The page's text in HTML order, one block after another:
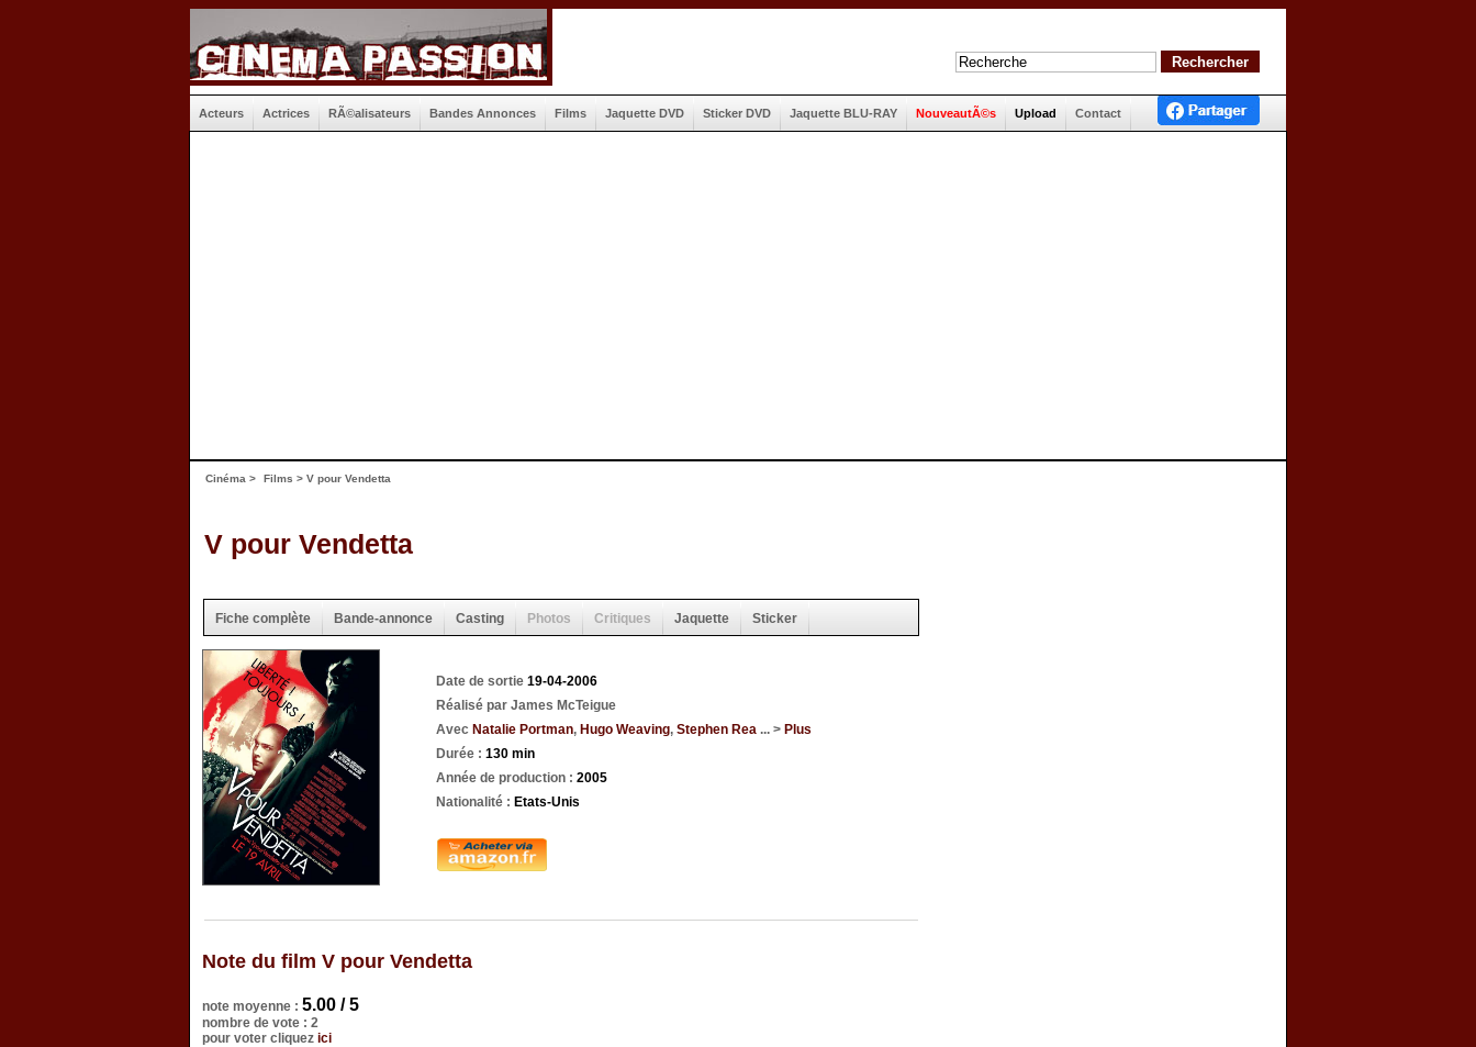
Acteurs Actrices RÃ©alisateurs Bandes Annonces Films Jaquette DVD Sticker DVD Jaquette BLU-RAY NouveautÃ©s Upload Contact
Cinéma > Films > V pour Vendetta
V pour Vendetta
Fiche complète Bande-annonce Casting Photos Critiques Jaquette Sticker
Date de sortie 19-04-2006
Réalisé par James McTeigue
Avec Natalie Portman, Hugo Weaving, Stephen Rea ... > Plus
Durée : 130 min
Année de production : 2005
Nationalité : Etats-Unis
Note du film V pour Vendetta
note moyenne : 5.00 / 5
nombre de vote : 2
pour voter cliquez ici